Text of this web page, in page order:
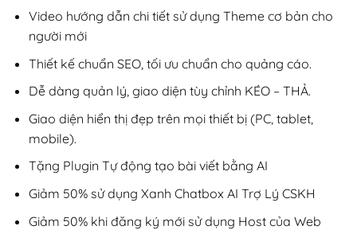
Video hướng dẫn chi tiết sử dụng Theme cơ bản cho
người mới
Thiết kế chuẩn SEO, tối ưu chuẩn cho quảng cáo.
Dễ dàng quản lý, giao diện tùy chỉnh KÉO – THẢ.
Giao diện hiển thị đẹp trên mọi thiết bị (PC, tablet,
mobile).
Tặng Plugin Tự động tạo bài viết bằng AI
Giảm 50% sử dụng Xanh Chatbox AI Trợ Lý CSKH
Giảm 50% khi đăng ký mới sử dụng Host của Web